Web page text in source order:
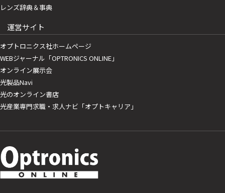
レンズ辞典＆事典
運営サイト
オプトロニクス社ホームページ
WEBジャーナル「OPTRONICS ONLINE」
オンライン展示会
光製品Navi
光のオンライン書店
光産業専門求職・求人ナビ「オプトキャリア」